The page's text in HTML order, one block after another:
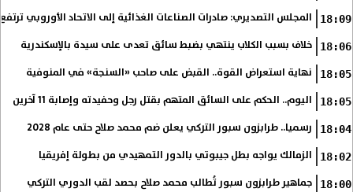
18:09 المجلس التصديري: صادرات الصناعات الغذائية إلى الاتحاد الأوروبي ترتفع 15.4% خلال النصف الأول من
18:06 خلاف بسبب الكلاب ينتهي بضبط سائق تعدى على سيدة بالإسكندرية
18:05 نهاية استعراض القوة.. القبض على صاحب «السنجة» في المنوفية
18:05 اليوم.. الحكم على السائق المتهم بقتل رجل وحفيدته وإصابة 11 آخرين
18:04 رسميا.. طرابزون سبور التركي يعلن ضم محمد صلاح حتى عام 2028
18:02 الزمالك يواجه بطل جيبوتي بالدور التمهيدي من بطولة إفريقيا
18:00 جماهير طرابزون سبور تُطالب محمد صلاح بحصد لقب الدوري التركي